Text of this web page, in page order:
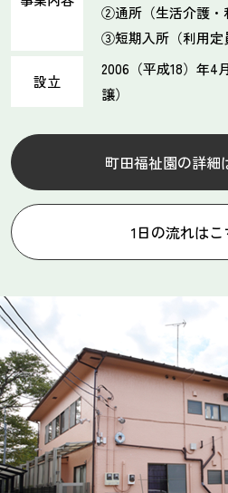
②通所（生活介護・
③短期入所（利用定
設立
2006（平成18）年4
譲）
町田福祉園の詳細
1日の流れはこ